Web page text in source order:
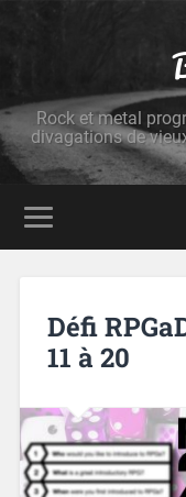
Rock et metal
divagations de
Défi
11 à 20